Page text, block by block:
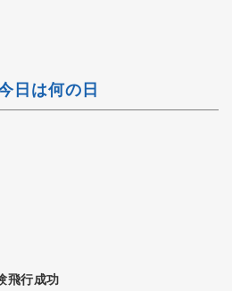
日は何の日
飛行成功